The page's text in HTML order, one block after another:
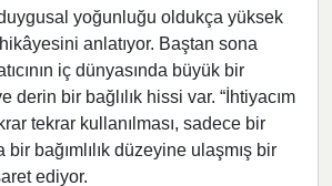
yoğunluğu oldukça yüksek
anlatıyor. Baştan sona
iç dünyasında büyük bir
derin bir bağlılık hissi var. “İhtiyacım
tekrar kullanılması, sadece bir
bağımlılık düzeyine ulaşmış bir
ediyor.